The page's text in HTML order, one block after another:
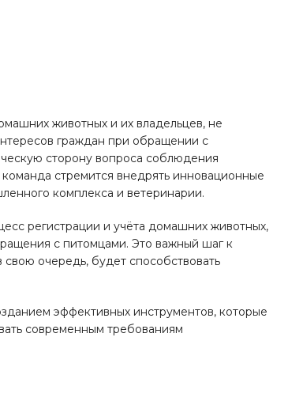
животных и их владельцев, не
граждан при обращении с
сторону вопроса соблюдения
стремится внедрять инновационные
комплекса и ветеринарии.
регистрации и учёта домашних животных,
с питомцами. Это важный шаг к
очередь, будет способствовать
эффективных инструментов, которые
современным требованиям